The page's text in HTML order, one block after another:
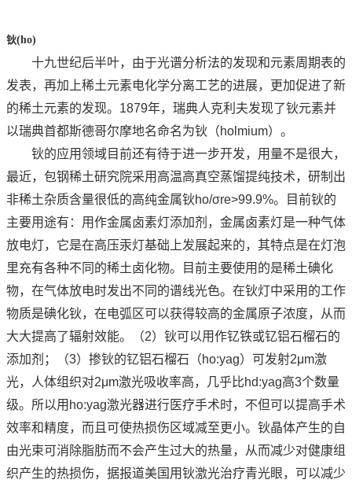
钬(ho)
十九世纪后半叶，由于光谱分析法的发现和元素周期表的
发表，再加上稀土元素电化学分离工艺的进展，更加促进了新
的稀土元素的发现。1879年，瑞典人克利夫发现了钬元素并
以瑞典首都斯德哥尔摩地名命名为钬（holmium）。
钬的应用领域目前还有待于进一步开发，用量不是很大，
最近，包钢稀土研究院采用高温高真空蒸馏提纯技术，研制出
非稀土杂质含量很低的高纯金属钬ho/σre>99.9%。目前钬的
主要用途有：用作金属卤素灯添加剂，金属卤素灯是一种气体
放电灯，它是在高压汞灯基础上发展起来的，其特点是在灯泡
里充有各种不同的稀土卤化物。目前主要使用的是稀土碘化
物，在气体放电时发出不同的谱线光色。在钬灯中采用的工作
物质是碘化钬，在电弧区可以获得较高的金属原子浓度，从而
大大提高了辐射效能。（2）钬可以用作钇铁或钇铝石榴石的
添加剂；（3）掺钬的钇铝石榴石（ho:yag）可发射2μm激
光，人体组织对2μm激光吸收率高，几乎比hd:yag高3个数量
级。所以用ho:yag激光器进行医疗手术时，不但可以提高手术
效率和精度，而且可使热损伤区域减至更小。钬晶体产生的自
由光束可消除脂肪而不会产生过大的热量，从而减少对健康组
织产生的热损伤，据报道美国用钬激光治疗青光眼，可以减少